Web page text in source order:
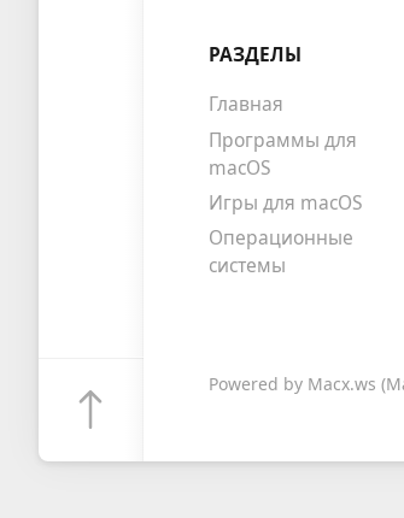
РАЗДЕЛЫ
Главная
Программы для
macOS
Игры для macOS
Операционные
системы
Powered by Macx.ws